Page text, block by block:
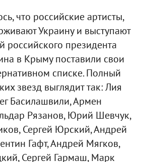
что российские артисты,
Украину и выступают
российского президента
в Крыму поставили свои
списке. Полный
звезд выглядит так: Лия
Басилашвили, Армен
Рязанов, Юрий Шевчук,
Сергей Юрский, Андрей
Гафт, Андрей Мягков,
Сергей Гармаш, Марк